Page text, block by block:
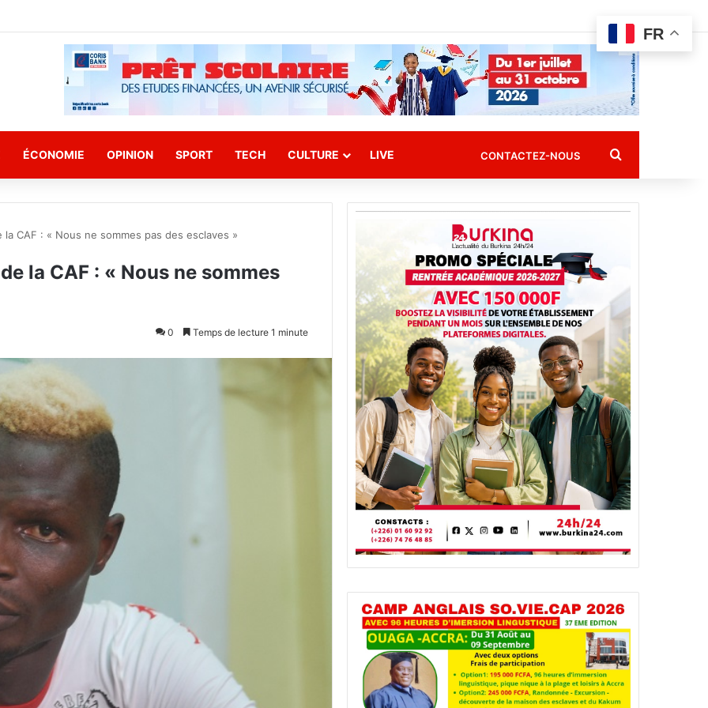
ÉCONOMIE OPINION SPORT TECH CULTURE LIVE CONTACTEZ-NOUS Rechercher
CAF : « Nous ne sommes pas des esclaves »
la CAF : « Nous ne sommes
0 Temps de lecture 1 minute
FR